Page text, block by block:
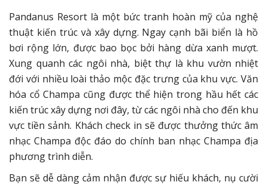
Pandanus Resort là một bức tranh hoàn mỹ của nghệ
thuật kiến trúc và xây dựng. Ngay cạnh bãi biển là hồ
bơi rộng lớn, được bao bọc bởi hàng dừa xanh mượt.
Xung quanh các ngôi nhà, biệt thự là khu vườn nhiệt
đới với nhiều loài thảo mộc đặc trưng của khu vực. Văn
hóa cổ Champa cũng được thể hiện trong hầu hết các
kiến trúc xây dựng nơi đây, từ các ngôi nhà cho đến khu
vực tiền sảnh. Khách check in sẽ được thưởng thức âm
nhạc Champa độc đáo do chính ban nhạc Champa địa
phương trình diễn.
Bạn sẽ dễ dàng cảm nhận được sự hiếu khách, nụ cười